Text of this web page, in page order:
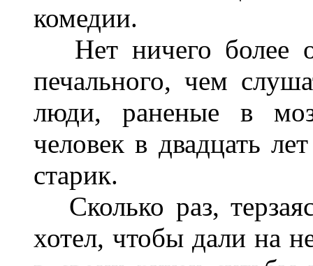
комедии.
Нет ничего более
печального, чем
люди, раненые в
человек в двадцать
старик.
Сколько раз,
хотел, чтобы дали на